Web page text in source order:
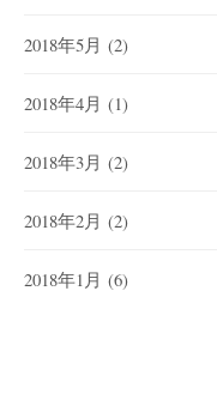
2018年5月 (2)
2018年4月 (1)
2018年3月 (2)
2018年2月 (2)
2018年1月 (6)